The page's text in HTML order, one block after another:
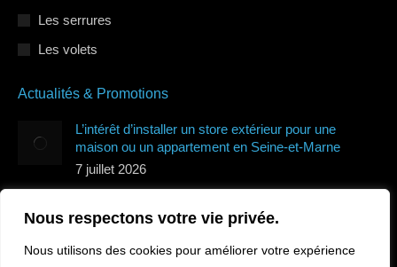
Nous respectons votre vie privée.
Nous utilisons des cookies pour améliorer votre expérience
Les serrures
Les volets
Actualités & Promotions
L’intérêt d’installer un store extérieur pour une
maison ou un appartement en Seine-et-Marne
7 juillet 2026
la canicule en Île-de-France ?